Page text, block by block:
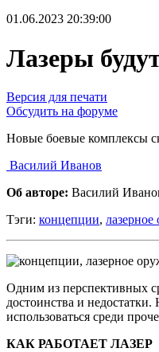
01.06.2023 20:39:00
Лазеры
Версия для печати
Обсудить на форуме
Новые боевые комплексы
Василий Иванов
Об авторе: Василий
Тэги: концепции,
Одним из перспективных
достоинства и
использоваться среди
КАК РАБОТАЕТ ЛАЗЕР